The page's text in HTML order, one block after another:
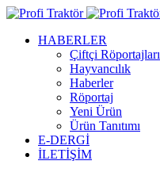
HABERLER
Çiftçi Röportajları
Hayvancılık
Haberler
Röportaj
Yeni Ürün
Ürün Tanıtımı
E-DERGİ
İLETİŞİM